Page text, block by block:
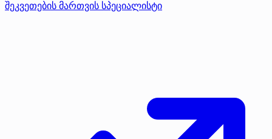
შეკვეთების მართვის სპეციალისტი